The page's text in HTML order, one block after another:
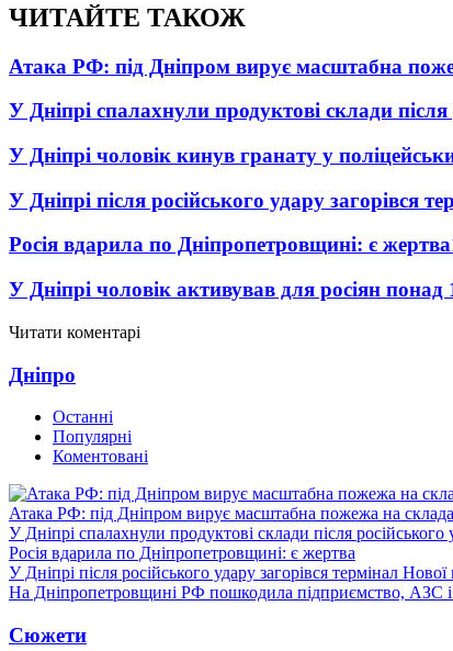
ЧИТАЙТЕ ТАКОЖ
Атака РФ: під Дніпром вирує масштабна
У Дніпрі спалахнули продуктові склади після
У Дніпрі чоловік кинув гранату у
У Дніпрі після російського удару загорівся
Росія вдарила по Дніпропетровщині: є жертва
У Дніпрі чоловік активував для росіян
Читати коментарі
Дніпро
Останні
Популярні
Коментовані
Атака РФ: під Дніпром вирує масштабна пожежа на
У Дніпрі спалахнули продуктові склади після російського
Росія вдарила по Дніпропетровщині: є жертва
У Дніпрі після російського удару загорівся термінал
На Дніпропетровщині РФ пошкодила підприємство, АЗС
Сюжети